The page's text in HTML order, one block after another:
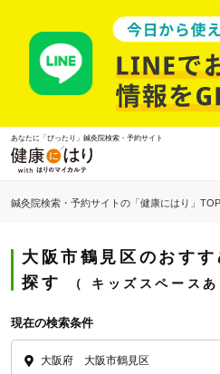
あなたに「ぴったり」鍼灸院検索・予約サイト
鍼灸院検索・予約サイトの「健康にはり」TOP
大阪市鶴見区のおす
探す
キッズスペース
現在の検索条件
大阪府 大阪市鶴見区